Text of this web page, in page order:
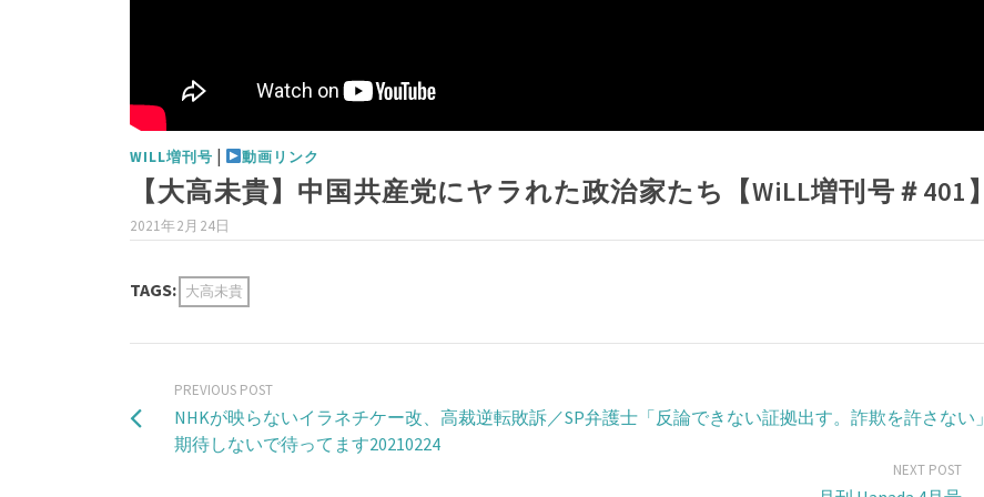
WILL増刊号 | 動画リンク
【大高未貴】中国共産党にヤラれた政治家たち【WiLL増刊号＃401​】
2021年2月24日
TAGS: 大高未貴
PREVIOUS POST
NHKが映らないイラネチケー改、高裁逆転敗訴／SP弁護士「反論できない証拠出す。詐欺を許さない」
期待しないで待ってます20210224
NEXT POST